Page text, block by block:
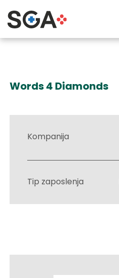
Words 4 Diamonds
Kompanija
Tip zaposlenja